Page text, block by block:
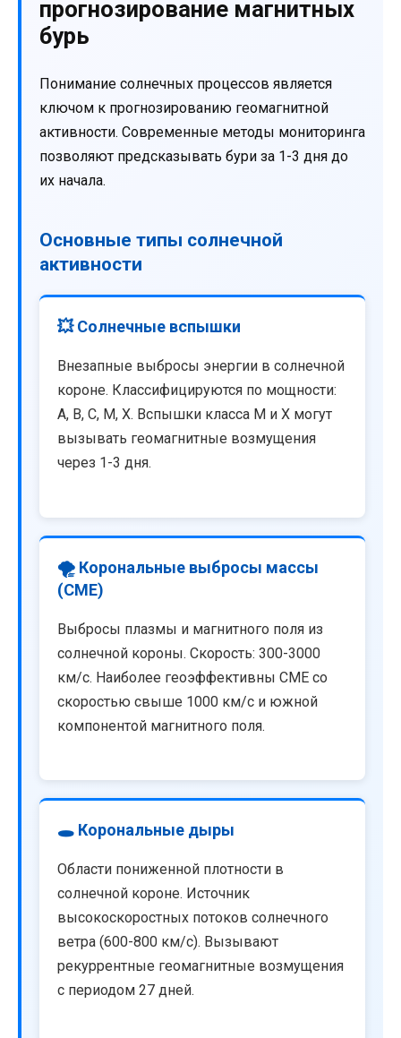
прогнозирование магнитных
бурь
Понимание солнечных процессов является
ключом к прогнозированию геомагнитной
активности. Современные методы мониторинга
позволяют предсказывать бури за 1-3 дня до
их начала.
Основные типы солнечной
активности
💥 Солнечные вспышки
Внезапные выбросы энергии в солнечной
короне. Классифицируются по мощности:
A, B, C, M, X. Вспышки класса M и X могут
вызывать геомагнитные возмущения
через 1-3 дня.
🌪️ Корональные выбросы массы
(CME)
Выбросы плазмы и магнитного поля из
солнечной короны. Скорость: 300-3000
км/с. Наиболее геоэффективны CME со
скоростью свыше 1000 км/с и южной
компонентой магнитного поля.
🕳️ Корональные дыры
Области пониженной плотности в
солнечной короне. Источник
высокоскоростных потоков солнечного
ветра (600-800 км/с). Вызывают
рекуррентные геомагнитные возмущения
с периодом 27 дней.